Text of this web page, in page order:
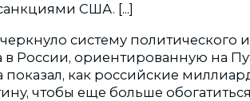
США. [...]
систему политического и
в России, ориентированную на
показал, как российские
чтобы еще больше